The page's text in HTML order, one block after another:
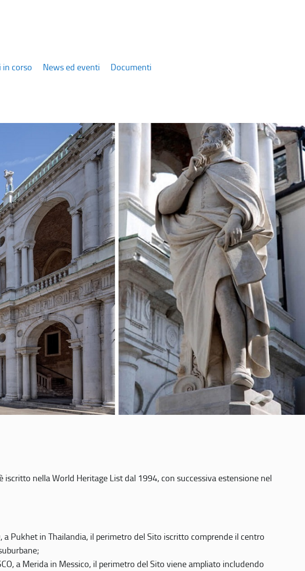
in corso News ed eventi Documenti
iscritto nella World Heritage List dal 1994, con successiva estensione nel
Pukhet in Thailandia, il perimetro del Sito iscritto comprende il centro
a Merida in Messico, il perimetro del Sito viene ampliato includendo